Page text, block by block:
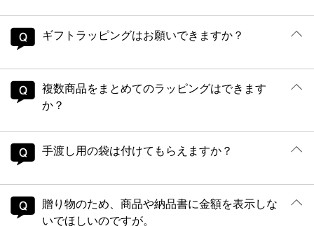
ギフトラッピングはお願いできますか？
複数商品をまとめてのラッピングはできます
か？
手渡し用の袋は付けてもらえますか？
贈り物のため、商品や納品書に金額を表示しな
いでほしいのですが。